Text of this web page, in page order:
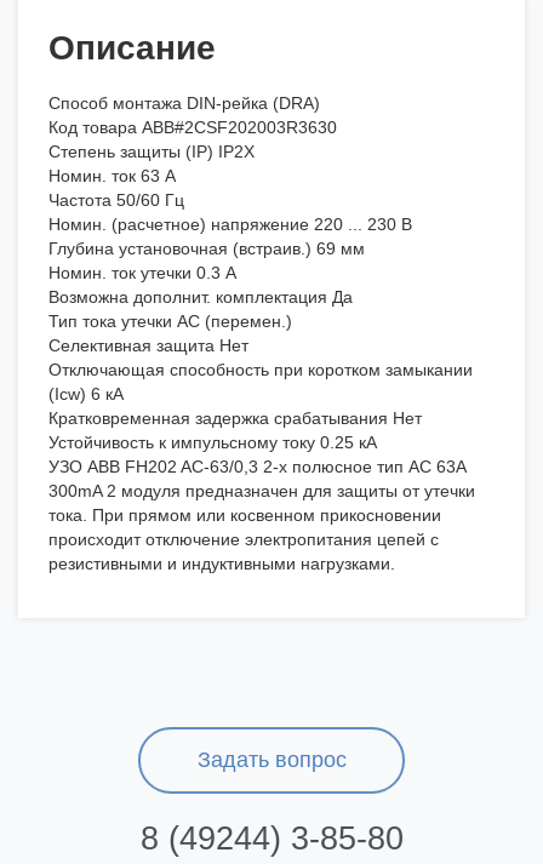
Описание
Способ монтажа DIN-рейка (DRA)
Код товара ABB#2CSF202003R3630
Степень защиты (IP) IP2X
Номин. ток 63 А
Частота 50/60 Гц
Номин. (расчетное) напряжение 220 ... 230 В
Глубина установочная (встраив.) 69 мм
Номин. ток утечки 0.3 А
Возможна дополнит. комплектация Да
Тип тока утечки AC (перемен.)
Селективная защита Нет
Отключающая способность при коротком замыкании
(Icw) 6 кА
Кратковременная задержка срабатывания Нет
Устойчивость к импульсному току 0.25 кА
УЗО ABB FH202 AC-63/0,3 2-х полюсное тип AC 63A
300mA 2 модуля предназначен для защиты от утечки
тока. При прямом или косвенном прикосновении
происходит отключение электропитания цепей с
резистивными и индуктивными нагрузками.
Задать вопрос
8 (49244) 3-85-80